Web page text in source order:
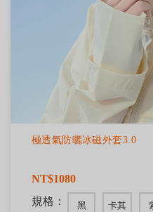
極透氣防曬冰磁外套3.0
NT$1080
規格：
黑 卡其